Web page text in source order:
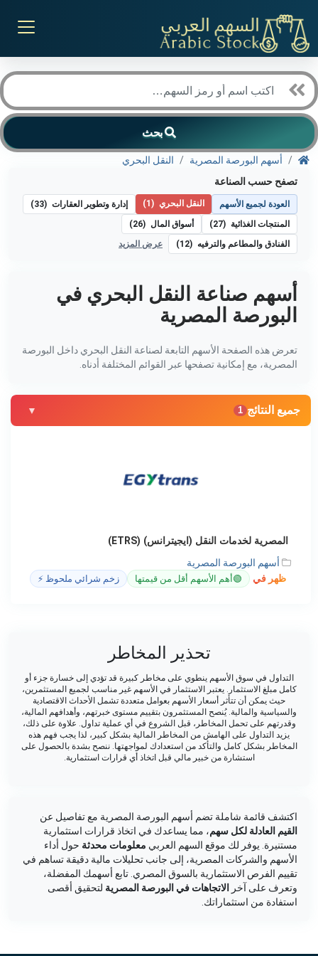
بحث
أسهم البورصة المصرية
النقل البحري
تصفح حسب الصناعة
العودة لجميع الأسهم النقل البحري (1) إدارة وتطوير العقارات (33)
المنتجات الغذائية (27) أسواق المال (26)
الفنادق والمطاعم والترفيه (12) عرض المزيد
أسهم صناعة النقل البحري في
البورصة المصرية
تعرض هذه الصفحة الأسهم التابعة لصناعة النقل البحري داخل البورصة
المصرية، مع إمكانية تصفحها عبر القوائم المختلفة أدناه.
جميع النتائج 1
المصرية لخدمات النقل (ايجيترانس) (ETRS)
أسهم البورصة المصرية
ظهر في
🟢 أهم الأسهم أقل من قيمتها زخم شرائي ملحوظ ⚡
تحذير المخاطر
التداول في سوق الأسهم ينطوي على مخاطر كبيرة قد تؤدي إلى خسارة جزء أو
كامل مبلغ الاستثمار. يعتبر الاستثمار في الأسهم غير مناسب لجميع المستثمرين،
حيث يمكن أن تتأثر أسعار الأسهم بعوامل متعددة تشمل الأحداث الاقتصادية
والسياسية والمالية. يُنصح المستثمرون بتقييم مستوى خبرتهم، وأهدافهم المالية،
وقدرتهم على تحمل المخاطر، قبل الشروع في أي عملية تداول. علاوة على ذلك،
يزيد التداول على الهامش من المخاطر المالية بشكل كبير، لذا يجب فهم هذه
المخاطر بشكل كامل والتأكد من استعدادك لمواجهتها. ننصح بشدة بالحصول على
استشارة من خبير مالي قبل اتخاذ أي قرارات استثمارية.
اكتشف قائمة شاملة تضم أسهم البورصة المصرية مع تفاصيل عن
القيم العادلة لكل سهم، مما يساعدك في اتخاذ قرارات استثمارية
مستنيرة. يوفر لك موقع السهم العربي معلومات محدثة حول أداء
الأسهم والشركات المصرية، إلى جانب تحليلات مالية دقيقة تساهم في
تقييم الفرص الاستثمارية بالسوق المصري. تابع أسهمك المفضلة،
وتعرف على آخر
الاتجاهات في البورصة المصرية لتحقيق أقصى
استفادة من استثماراتك.